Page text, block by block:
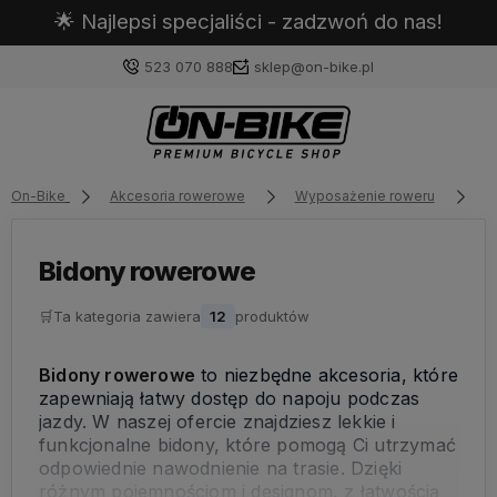
🌟 Najlepsi specjaliści - zadzwoń do nas!
523 070 888 sklep@on-bike.pl
Zaloguj się
Wybierz coś dla siebie z naszej aktualnej oferty lub
zaloguj się, aby przywrócić dodane produkty do listy
z poprzedniej sesji.
On-Bike Akcesoria rowerowe Wyposażenie roweru
Bidony rowerowe
🛒Ta kategoria zawiera 12 produktów
Bidony rowerowe to niezbędne akcesoria, które
zapewniają łatwy dostęp do napoju podczas
jazdy. W naszej ofercie znajdziesz lekkie i
funkcjonalne bidony, które pomogą Ci utrzymać
odpowiednie nawodnienie na trasie. Dzięki
różnym pojemnościom i designom, z łatwością